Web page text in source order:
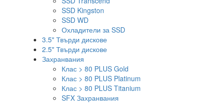
SSD Kingston
SSD WD
Охладители за SSD
3.5" Твърди дискове
2.5" Твърди дискове
Захранвания
Клас > 80 PLUS Gold
Клас > 80 PLUS Platinum
Клас > 80 PLUS Titanium
SFX Захранвания